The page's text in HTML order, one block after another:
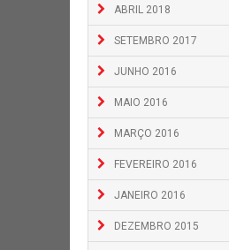
ABRIL 2018
SETEMBRO 2017
JUNHO 2016
MAIO 2016
MARÇO 2016
FEVEREIRO 2016
JANEIRO 2016
DEZEMBRO 2015